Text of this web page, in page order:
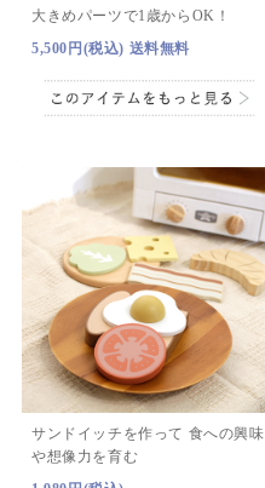
大きめパーツで1歳からOK！
5,500円(税込) 送料無料
サンドイッチを作って 食への興味
や想像力を育む